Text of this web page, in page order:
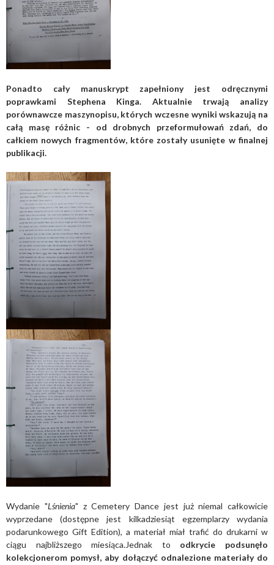
Ponadto cały manuskrypt zapełniony jest odręcznymi
poprawkami Stephena Kinga. Aktualnie trwają analizy
porównawcze maszynopisu, których wczesne wyniki wskazują na
całą masę różnic - od drobnych przeformułowań zdań, do
całkiem nowych fragmentów, które zostały usunięte w finalnej
publikacji.
Wydanie "Lśnienia" z Cemetery Dance jest już niemal całkowicie
wyprzedane (dostępne jest kilkadziesiąt egzemplarzy wydania
podarunkowego Gift Edition), a materiał miał trafić do drukarni w
ciągu najbliższego miesiąca.Jednak to odkrycie podsunęło
kolekcjonerom pomysł, aby dołączyć odnalezione materiały do